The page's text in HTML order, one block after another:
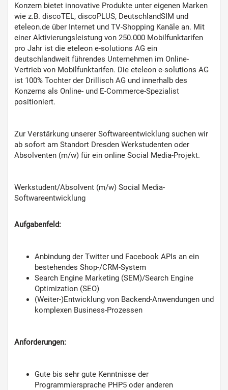
Konzern bietet innovative Produkte unter eigenen Marken
wie z.B. discoTEL, discoPLUS, DeutschlandSIM und
eteleon.de über Internet und TV-Shopping Kanäle an. Mit
einer Aktivierungsleistung von 250.000 Mobilfunktarifen
pro Jahr ist die eteleon e-solutions AG ein
deutschlandweit führendes Unternehmen im Online-
Vertrieb von Mobilfunktarifen. Die eteleon e-solutions AG
ist 100% Tochter der Drillisch AG und innerhalb des
Konzerns als Online- und E-Commerce-Spezialist
positioniert.
Zur Verstärkung unserer Softwareentwicklung suchen wir
ab sofort am Standort Dresden Werkstudenten oder
Absolventen (m/w) für ein online Social Media-Projekt.
Werkstudent/Absolvent (m/w) Social Media-
Softwareentwicklung
Aufgabenfeld:
Anbindung der Twitter und Facebook APIs an ein
bestehendes Shop-/CRM-System
Search Engine Marketing (SEM)/Search Engine
Optimization (SEO)
(Weiter-)Entwicklung von Backend-Anwendungen und
komplexen Business-Prozessen
Anforderungen:
Gute bis sehr gute Kenntnisse der
Programmiersprache PHP5 oder anderen